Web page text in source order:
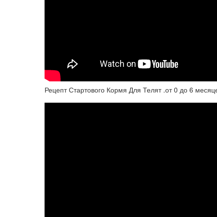
Рецепт Стартового Кормя Для Телят .от 0 до 6